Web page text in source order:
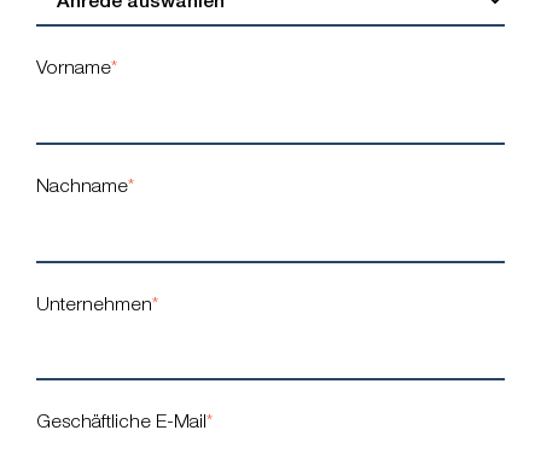
Vorname*
Nachname*
Unternehmen*
Geschäftliche E-Mail *